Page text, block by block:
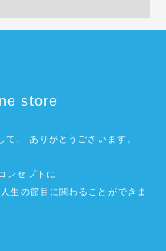
store
、 ありがとうございます。
ンセプトに
生の節目に関わることができま